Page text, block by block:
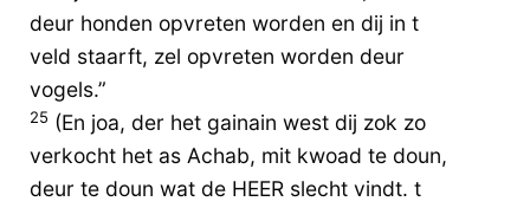
deur honden opvreten worden en dij in t
veld staarft, zel opvreten worden deur
vogels.”
25 (En joa, der het gainain west dij zok zo
verkocht het as Achab, mit kwoad te doun,
deur te doun wat de HEER slecht vindt. t